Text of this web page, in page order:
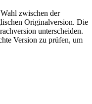
zwischen der
Originalversion. Die
unterscheiden.
Version zu prüfen, um